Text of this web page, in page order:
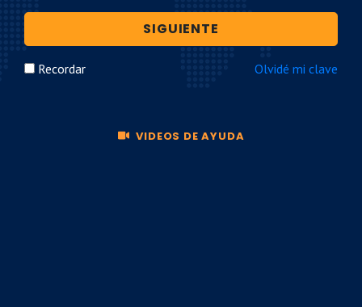
SIGUIENTE
Recordar Olvidé mi clave
VIDEOS DE AYUDA